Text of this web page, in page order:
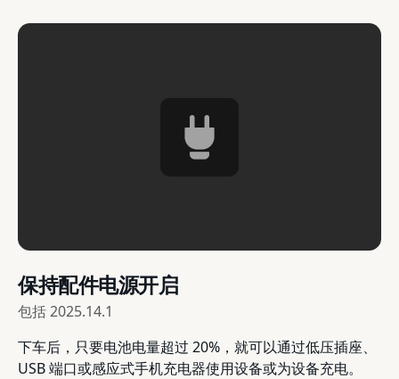
保持配件电源开启
包括2025.14.1
下车后，只要电池电量超过 20%，就可以通过低压插座、
USB 端口或感应式手机充电器使用设备或为设备充电。